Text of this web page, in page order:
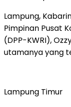
Lampung,
Pimpinan Pusat
(DPP-KWRI),
utamanya yang
Lampung Timur